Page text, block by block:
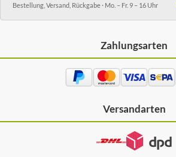
Bestellung, Versand, Rückgabe · Mo. – Fr. 9 – 16 Uhr
Zahlungsarten
Versandarten